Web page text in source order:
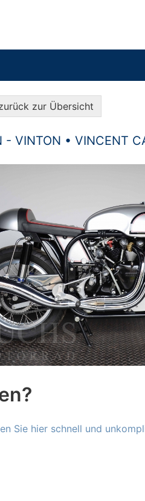
zur Übersicht
- VINTON • VINCENT
Sie hier schnell und